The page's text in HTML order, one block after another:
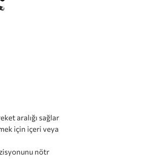
aralığı sağlar
için içeri veya
nötr